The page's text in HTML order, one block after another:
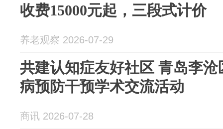
收费15000元起，三段式计价
养老观察 2026-07-29
共建认知症友好社区 青岛李
病预防干预学术交流活动
商讯 2026-07-28